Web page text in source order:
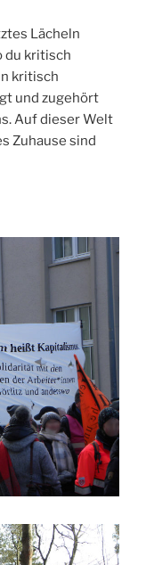
Lächeln
du kritisch
kritisch
und zugehört
Auf dieser Welt
Zuhause sind